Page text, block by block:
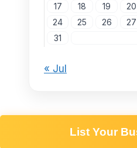
17
18 19 20
24
25 26 27
31
« Jul
List Your